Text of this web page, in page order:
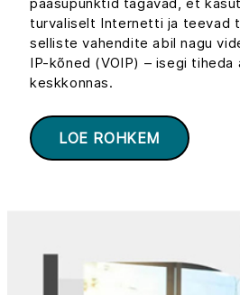
turvaliselt Internetti ja teevad
selliste vahendite abil nagu
IP-kõned (VOIP) – isegi tiheda
keskkonnas.
LOE ROHKEM